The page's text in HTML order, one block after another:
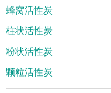
蜂窝活性炭
柱状活性炭
粉状活性炭
颗粒活性炭